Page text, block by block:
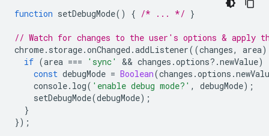
function setDebugMode() { /* ... */ }
// Watch for changes to the user's options & apply
chrome. storage.onChanged .addListener((changes, area)
if (area === 'sync' && changes .options? .newValue)
const debugMode = Boolean(changes .options .
console. log( 'enable debug mode?' , debugMode);
setDebugMode(debugMode);
}
});